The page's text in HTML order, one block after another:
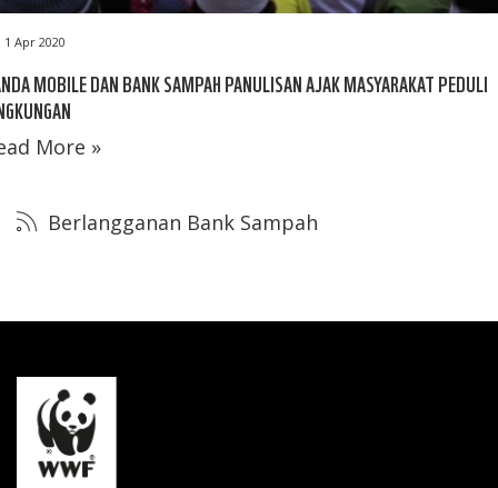
1 Apr 2020
MOBILE DAN BANK SAMPAH PANULISAN AJAK MASYARAKAT PEDULI
More »
Berlangganan Bank Sampah